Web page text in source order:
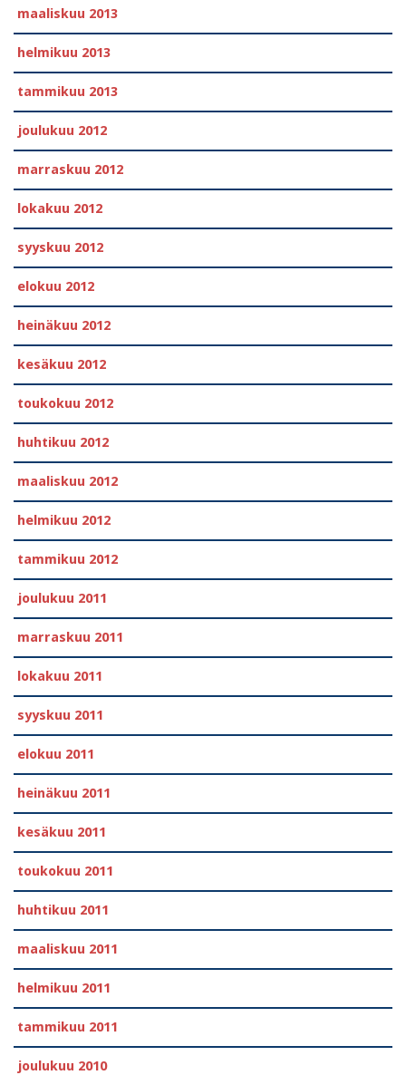
maaliskuu 2013
helmikuu 2013
tammikuu 2013
joulukuu 2012
marraskuu 2012
lokakuu 2012
syyskuu 2012
elokuu 2012
heinäkuu 2012
kesäkuu 2012
toukokuu 2012
huhtikuu 2012
maaliskuu 2012
helmikuu 2012
tammikuu 2012
joulukuu 2011
marraskuu 2011
lokakuu 2011
syyskuu 2011
elokuu 2011
heinäkuu 2011
kesäkuu 2011
toukokuu 2011
huhtikuu 2011
maaliskuu 2011
helmikuu 2011
tammikuu 2011
joulukuu 2010